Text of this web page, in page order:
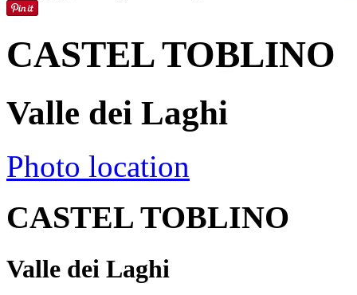
CASTEL TOBLINO
Valle dei Laghi
Photo location
CASTEL TOBLINO
Valle dei Laghi